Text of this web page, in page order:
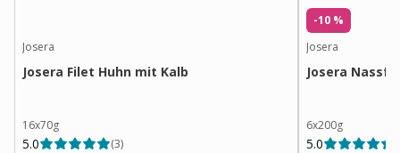
Josera
Josera Filet Huhn mit Kalb
16x70g
5.0 (3)
-10 %
Josera
Josera
6x200g
5.0